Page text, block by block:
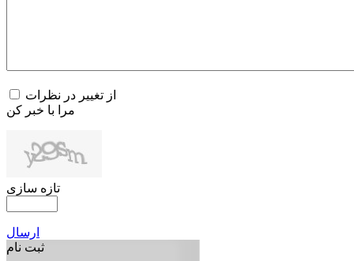
از تغییر در نظرات
مرا با خبر کن
تازه سازی
ارسال
ثبت نام